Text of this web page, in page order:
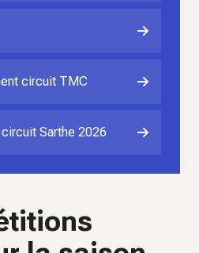
circuit TMC
Sarthe 2026